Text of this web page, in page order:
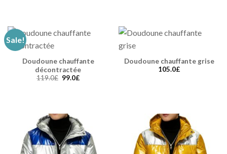
Sale!
Doudoune chauffante
décontractée
119.0£ 99.0£
Doudoune chauffante grise
105.0£